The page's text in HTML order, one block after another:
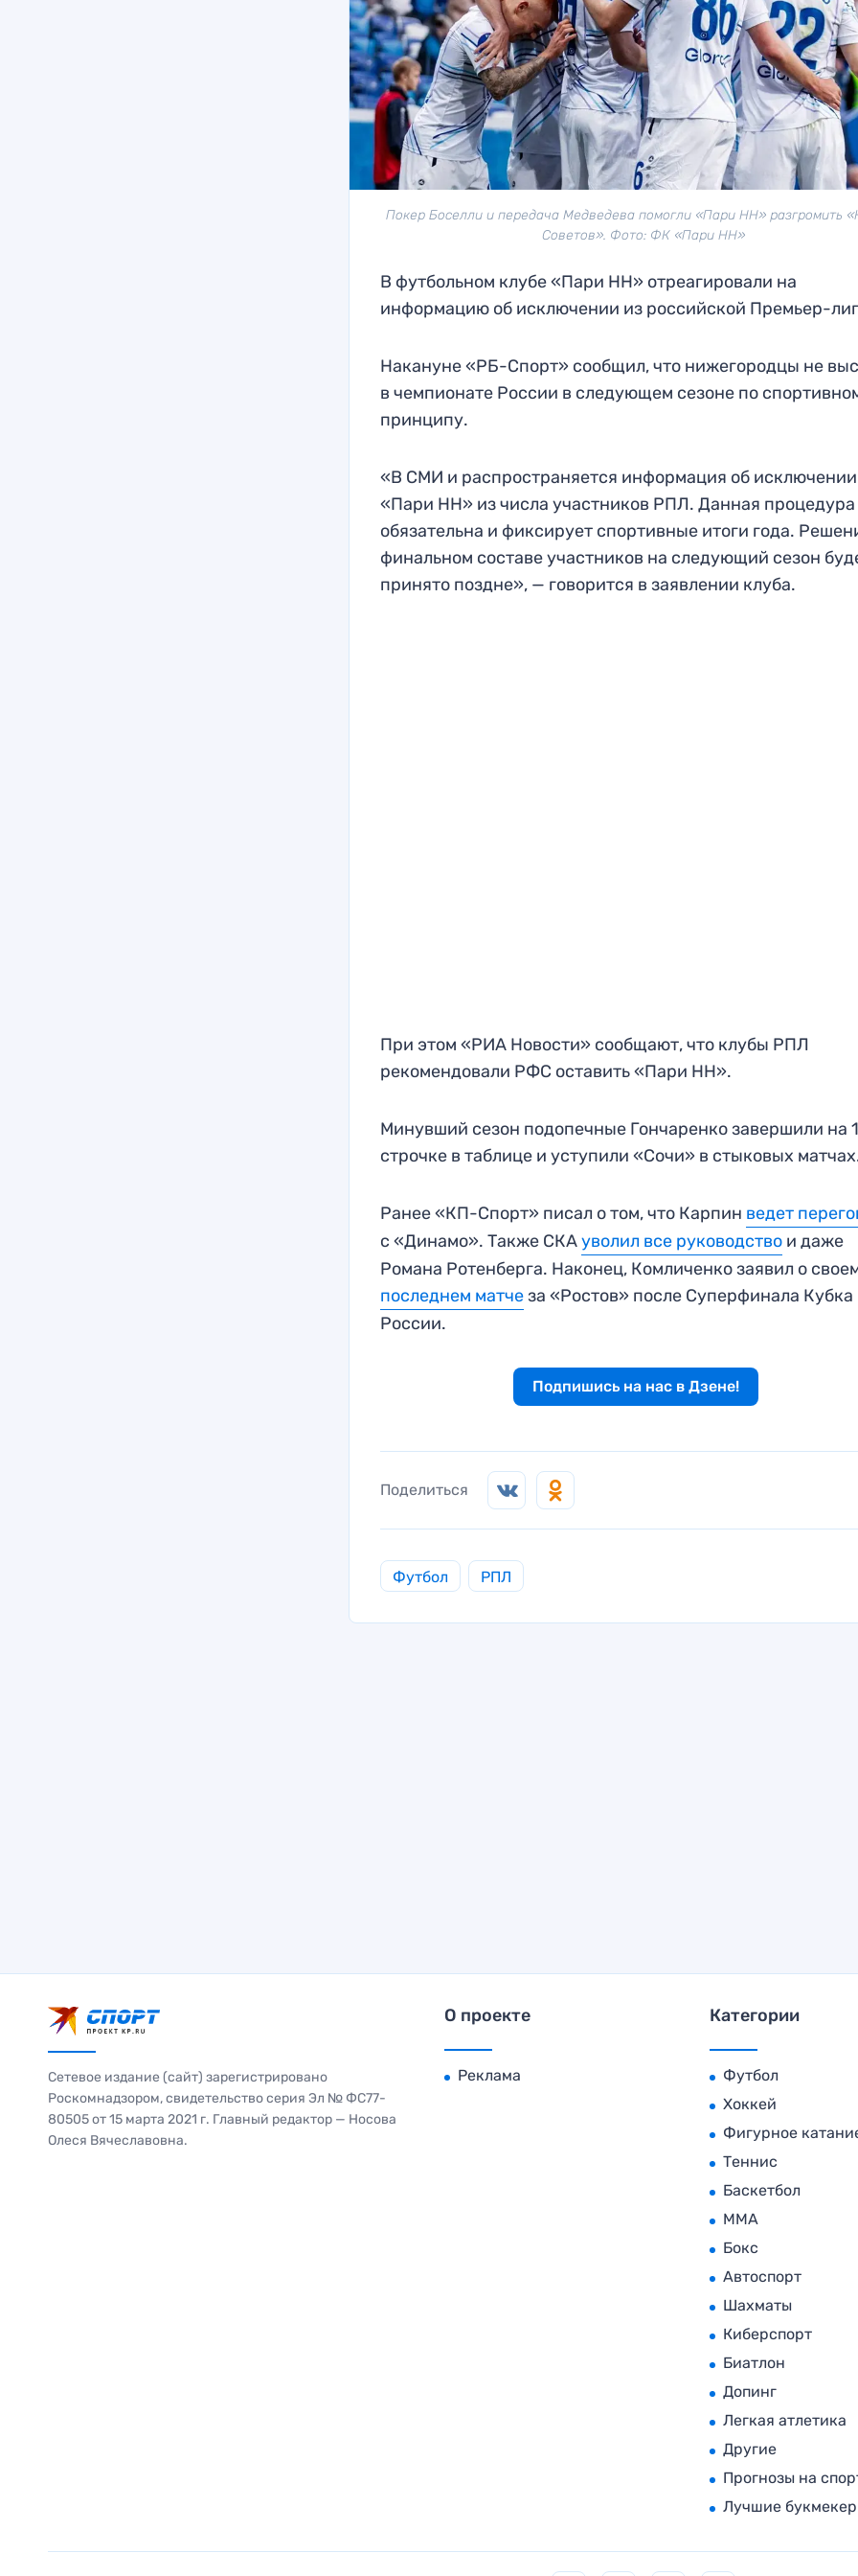
Покер Боселли и передача Медведева помогли «Пари НН» разгромить
Советов». Фото: ФК «Пари НН»
В футбольном клубе «Пари НН» отреагировали на
информацию об исключении из российской Премьер-
Накануне «РБ-Спорт» сообщил, что нижегородцы не
в чемпионате России в следующем сезоне по
принципу.
«В СМИ и распространяется информация об исключении
«Пари НН» из числа участников РПЛ. Данная процедура
обязательна и фиксирует спортивные итоги года.
финальном составе участников на следующий сезон
принято поздне», — говорится в заявлении клуба.
При этом «РИА Новости» сообщают, что клубы РПЛ
рекомендовали РФС оставить «Пари НН».
Минувший сезон подопечные Гончаренко завершили на
строчке в таблице и уступили «Сочи» в стыковых
Ранее «КП-Спорт» писал о том, что Карпин ведет
с «Динамо». Также СКАуволил все руководство и даже
Романа Ротенберга. Наконец, Комличенко заявил о
последнем матчеза «Ростов» после Суперфинала Кубка
России.
Подпишись на нас в Дзене!
Поделиться
Футбол РПЛ
Сетевое издание (сайт) зарегистрировано
Роскомнадзором, свидетельство серия Эл № ФС77-
80505 от 15 марта 2021 г. Главный редактор — Носова
Олеся Вячеславовна.
О проекте
Реклама
Категории
Футбол
Хоккей
Фигурное
Теннис
Баскетбол
MMA
Бокс
Автоспорт
Шахматы
Киберспорт
Биатлон
Допинг
Легкая атлетика
Другие
Прогнозы на
Лучшие